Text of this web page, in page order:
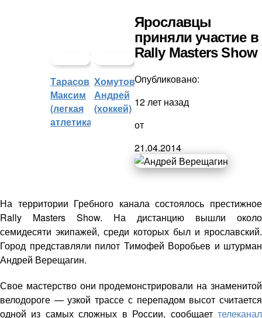
Тарасов
Максим
(легкая
атлетика)
Хомутов
Андрей
(хоккей)
Ярославцы
приняли участие в
Rally Masters Show
Опубликовано:
12 лет назад
от
21.04.2014
На территории Гребного канала состоялось престижное
Rally Masters Show. На дистанцию вышли около
семидесяти экипажей, среди которых был и ярославский.
Город представляли пилот Тимофей Воробьев и штурман
Андрей Верещагин.
Свое мастерство они продемонстрировали на знаменитой
велодороге — узкой трассе с перепадом высот считается
одной из самых сложных в России, сообщает телеканал